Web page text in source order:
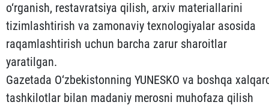
o‘rganish, restavratsiya qilish, arxiv materiallarini
tizimlashtirish va zamonaviy texnologiyalar asosida
raqamlashtirish uchun barcha zarur sharoitlar
yaratilgan.
Gazetada O‘zbekistonning YUNЕSKO va boshqa
tashkilotlar bilan madaniy merosni muhofaza qilish